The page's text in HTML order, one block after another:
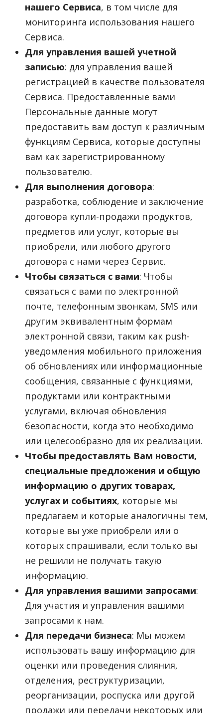
нашего Сервиса, в том числе для
мониторинга использования нашего
Сервиса.
Для управления вашей учетной
записью: для управления вашей
регистрацией в качестве пользователя
Сервиса. Предоставленные вами
Персональные данные могут
предоставить вам доступ к различным
функциям Сервиса, которые доступны
вам как зарегистрированному
пользователю.
Для выполнения договора:
разработка, соблюдение и заключение
договора купли-продажи продуктов,
предметов или услуг, которые вы
приобрели, или любого другого
договора с нами через Сервис.
Чтобы связаться с вами: Чтобы
связаться с вами по электронной
почте, телефонным звонкам, SMS или
другим эквивалентным формам
электронной связи, таким как push-
уведомления мобильного приложения
об обновлениях или информационные
сообщения, связанные с функциями,
продуктами или контрактными
услугами, включая обновления
безопасности, когда это необходимо
или целесообразно для их реализации.
Чтобы предоставлять Вам новости,
специальные предложения и общую
информацию о других товарах,
услугах и событиях, которые мы
предлагаем и которые аналогичны тем,
которые вы уже приобрели или о
которых спрашивали, если только вы
не решили не получать такую
информацию.
Для управления вашими запросами:
Для участия и управления вашими
запросами к нам.
Для передачи бизнеса: Мы можем
использовать вашу информацию для
оценки или проведения слияния,
отделения, реструктуризации,
реорганизации, роспуска или другой
продажи или передачи некоторых или